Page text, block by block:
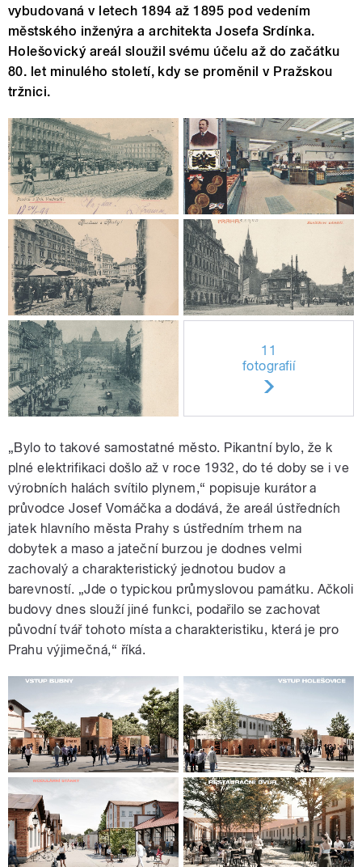
vybudovaná v letech 1894 až 1895 pod vedením
městského inženýra a architekta Josefa Srdínka.
Holešovický areál sloužil svému účelu až do začátku
80. let minulého století, kdy se proměnil v Pražskou
tržnici.
11
fotografií
„Bylo to takové samostatné město. Pikantní bylo, že k
plné elektrifikaci došlo až v roce 1932, do té doby se i ve
výrobních halách svítilo plynem,“ popisuje kurátor a
průvodce Josef Vomáčka a dodává, že areál ústředních
jatek hlavního města Prahy s ústředním trhem na
dobytek a maso a jateční burzou je dodnes velmi
zachovalý a charakteristický jednotou budov a
barevností. „Jde o typickou průmyslovou památku. Ačkoli
budovy dnes slouží jiné funkci, podařilo se zachovat
původní tvář tohoto místa a charakteristiku, která je pro
Prahu výjimečná,“ říká.